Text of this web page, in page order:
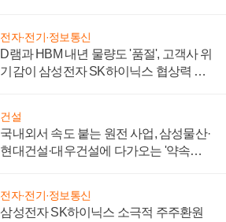
전자·전기·정보통신
D램과 HBM 내년 물량도 '품절', 고객사 위
기감이 삼성전자 SK하이닉스 협상력 더
건설
국내외서 속도 붙는 원전 사업, 삼성물산·
현대건설·대우건설에 다가오는 '약속의
전자·전기·정보통신
삼성전자 SK하이닉스 소극적 주주환원